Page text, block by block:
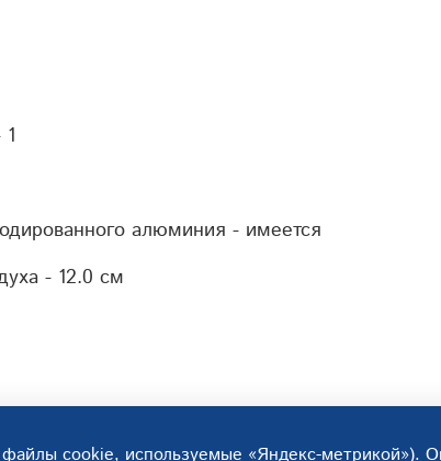
1
алюминия - имеется
- 12.0 см
cookie, используемые «Яндекс-метрикой»).